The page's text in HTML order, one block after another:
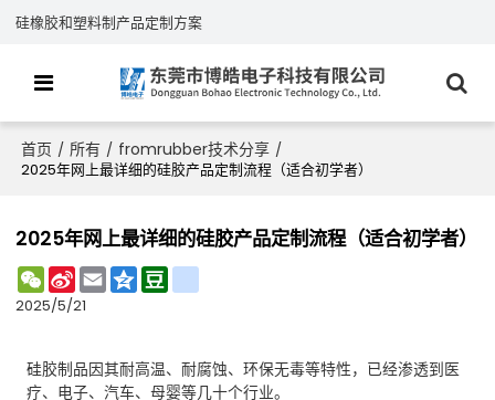
硅橡胶和塑料制产品定制方案
首页 / 所有 / fromrubber技术分享 /
2025年网上最详细的硅胶产品定制流程（适合初学者）
2025年网上最详细的硅胶产品定制流程（适合初学者）
WeChat
Sina
Weibo
EmailQzone
2025/5/21
硅胶制品因其耐高温、耐腐蚀、环保无毒等特性，已经渗透到医
疗、电子、汽车、母婴等几十个行业。